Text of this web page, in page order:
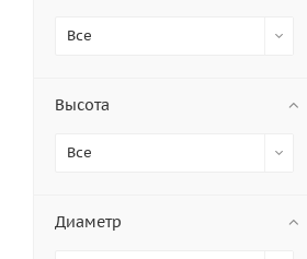
Все
Высота
Все
Диаметр